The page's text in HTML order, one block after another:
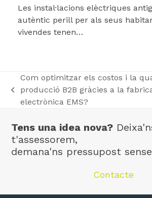
Les instal·lacions elèctriques
autèntic perill per als seus
vivendes tenen…
previous
post:
Com optimitzar els costos i la
producció B2B gràcies a la
electrònica EMS?
Tens una idea nova?
t'assessorem,
demana'ns pressupost
Contacte